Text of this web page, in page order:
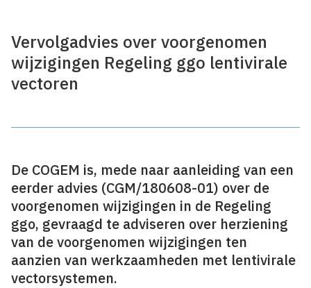
Vervolgadvies over voorgenomen
wijzigingen Regeling ggo lentivirale
vectoren
De COGEM is, mede naar aanleiding van een
eerder advies (CGM/180608-01) over de
voorgenomen wijzigingen in de Regeling
ggo, gevraagd te adviseren over herziening
van de voorgenomen wijzigingen ten
aanzien van werkzaamheden met lentivirale
vectorsystemen.